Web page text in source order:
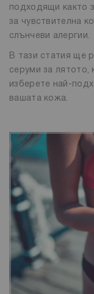
подходящи както
за чувствителна
слънчеви алергии.
В тази статия ще
серуми за лятото,
изберете най-
вашата кожа.